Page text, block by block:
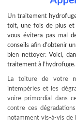
Un traitement
toit, une fois de plus et
vous évitera pas mal
conseils afin d’obtenir
bien nettoyer. Voici,
traitement à l’hydrofuge.
La toiture de votre
intempéries et les
voire primordial dans
contre ces
notamment vis-à-vis de